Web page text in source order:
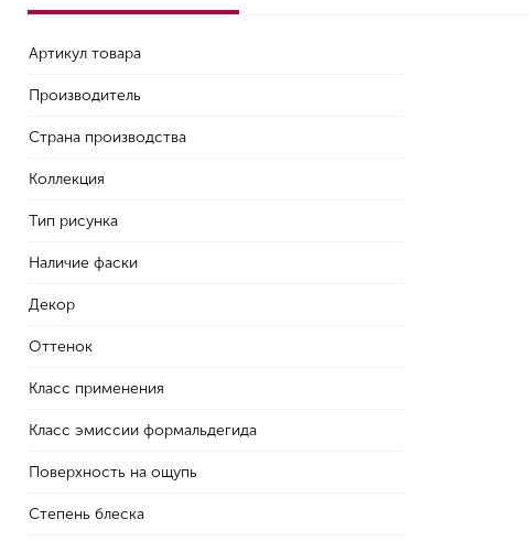
Артикул товара
Производитель
Страна производства
Коллекция
Тип рисунка
Наличие фаски
Декор
Оттенок
Класс применения
Класс эмиссии формальдегида
Поверхность на ощупь
Степень блеска